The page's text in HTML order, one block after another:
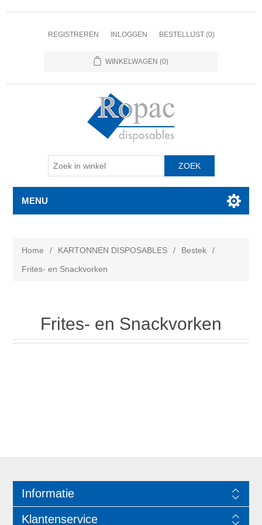
REGISTREREN INLOGGEN BESTELLIJST (0)
WINKELWAGEN (0)
MENU
Home / KARTONNEN DISPOSABLES / Bestek
/
Frites- en Snackvorken
Frites- en Snackvorken
Informatie
Klantenservice